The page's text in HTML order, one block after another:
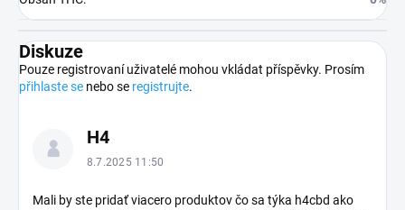
Diskuze
Pouze registrovaní uživatelé mohou vkládat příspěvky. Prosím
přihlaste se nebo se registrujte.
H4
8.7.2025 11:50
Mali by ste pridať viacero produktov čo sa týka h4cbd ako